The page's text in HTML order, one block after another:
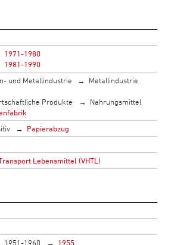
1971-1980
1981-1990
und Metallindustrie
Metallindustrie
Produkte
Nahrungsmittel
Papierabzug
Lebensmittel (VHTL)
1951-1960
1955